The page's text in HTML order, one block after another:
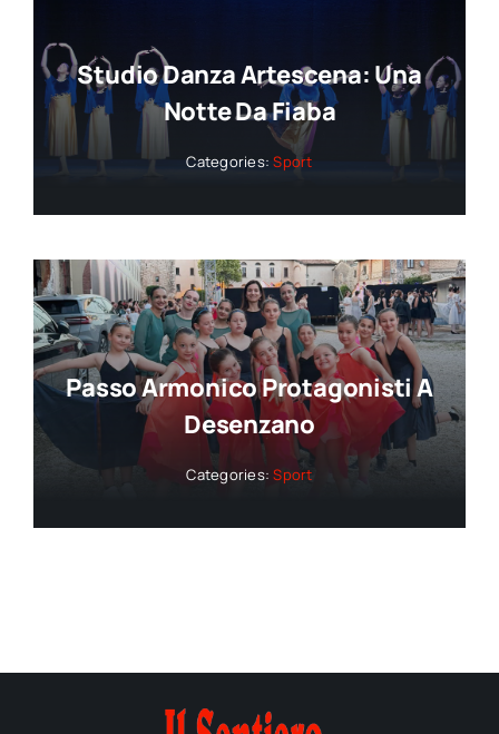
Studio Danza Artescena: Una
Notte Da Fiaba
Categories:Sport
Passo Armonico Protagonisti A
Desenzano
Categories:Sport